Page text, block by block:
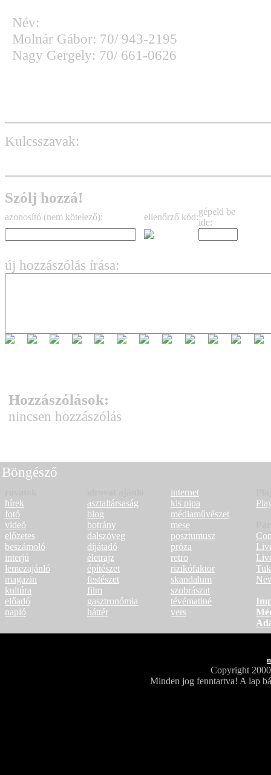
Név:
Molnár Gábor: 70/ 943-2195
Nagy Gergely: 70/ 661-0626
Kulcsszavak:
Szólj hozzá!
azonosító (nem kötelező): ellenőrző kód:
gépeld be
ide:
új hozzászólás írása:
Hozzászólások:
nincsen hozzászólás
Böngésző
hírek
fotó
videó
előzetes
beszámoló
interjú
lemezajánló
magazin
kultúra
előadó
napló
asztaltársaság
blog
botrány
dalszöveg
díjátadó
életrajz
építészet
festészet
film
gasztronómia
háttér
internet
kis pipa
médiaművészet
mese
posztumusz
próza
retro
rizikófaktor
skandalum
szobrászat
tévématiné
vers
Copyright
Minden jog fenntartva! A lap